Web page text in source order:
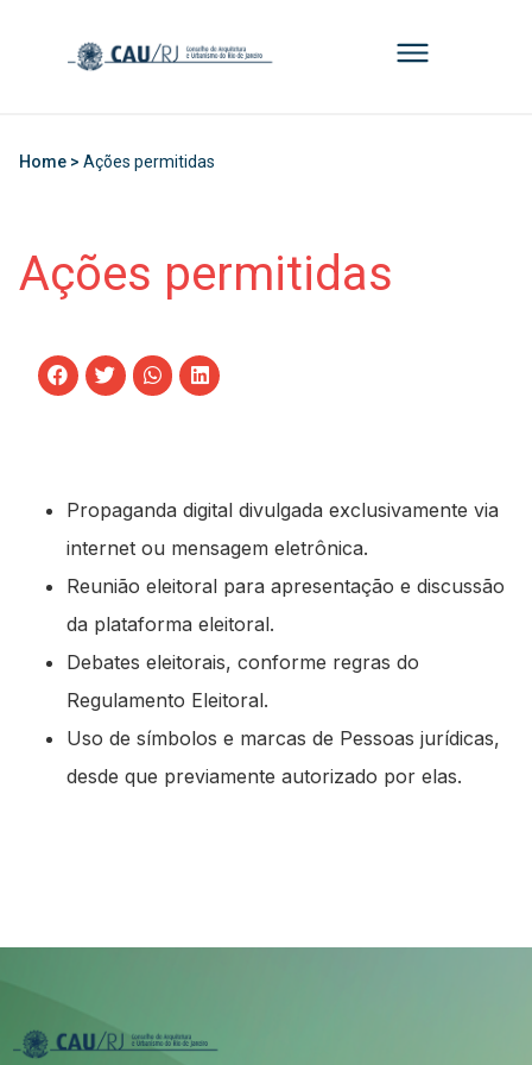
Home > Ações permitidas
Ações permitidas
Propaganda digital divulgada exclusivamente via
internet ou mensagem eletrônica.
Reunião eleitoral para apresentação e discussão
da plataforma eleitoral.
Debates eleitorais, conforme regras do
Regulamento Eleitoral.
Uso de símbolos e marcas de Pessoas jurídicas,
desde que previamente autorizado por elas.